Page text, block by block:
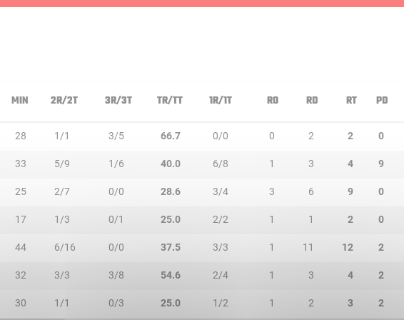
MIN 2R/2T 3R/3T TR/TT 1R/1T RO RD RT PD
28 1/1 3/5 66.7 0/0 0 2 2 0
33 5/9 1/6 40.0 6/8 1 3 4 9
25 2/7 0/0 28.6 3/4 3 6 9 0
17 1/3 0/1 25.0 2/2 1 1 2 0
44 6/16 0/0 37.5 3/3 1 11 12 2
32 3/3 3/8 54.6 2/4 1 3 4 2
30 1/1 0/3 25.0 1/2 1 2 3 2